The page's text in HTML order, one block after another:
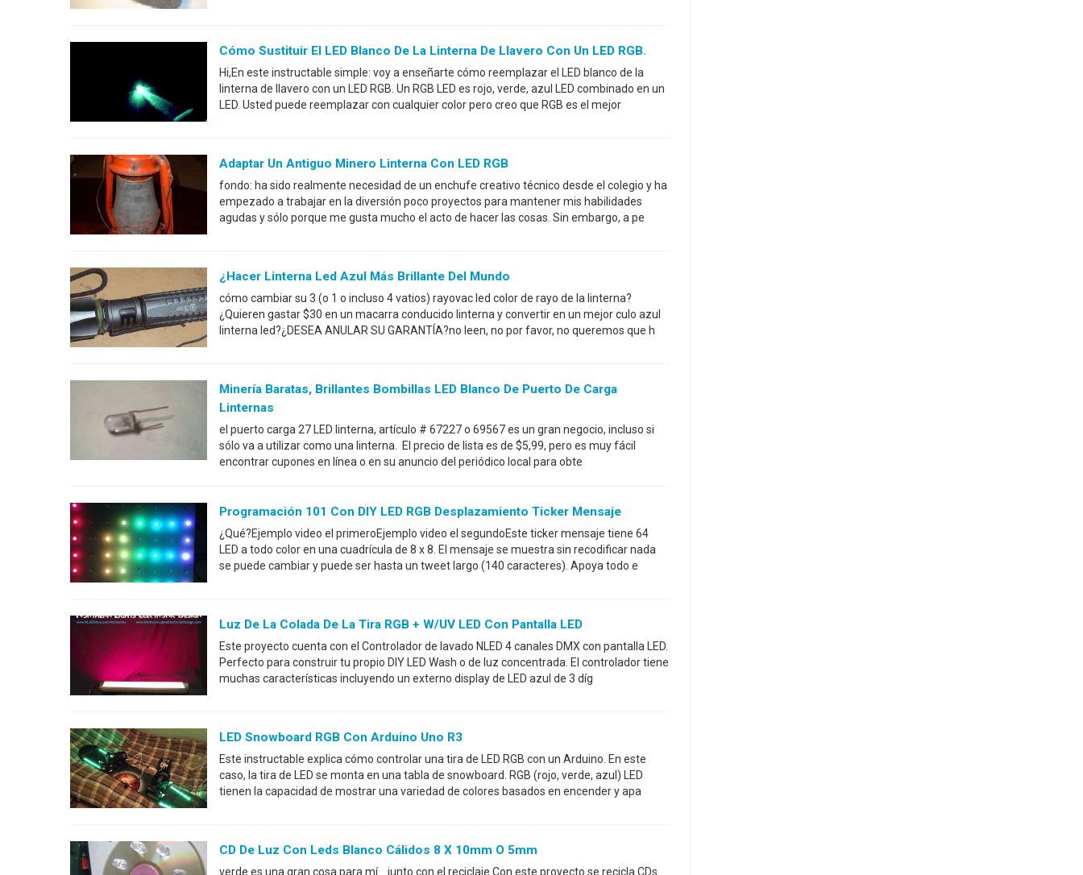
Cómo Sustituir El LED Blanco De La Linterna De Llavero Con Un LED RGB.
Hi,En este instructable simple: voy a enseñarte cómo reemplazar el LED blanco de la
linterna de llavero con un LED RGB. Un RGB LED es rojo, verde, azul LED combinado en un
LED. Usted puede reemplazar con cualquier color pero creo que RGB es el mejor
Adaptar Un Antiguo Minero Linterna Con LED RGB
fondo: ha sido realmente necesidad de un enchufe creativo técnico desde el colegio y ha
empezado a trabajar en la diversión poco proyectos para mantener mis habilidades
agudas y sólo porque me gusta mucho el acto de hacer las cosas. Sin embargo, a pe
¿Hacer Linterna Led Azul Más Brillante Del Mundo
cómo cambiar su 3 (o 1 o incluso 4 vatios) rayovac led color de rayo de la linterna?
¿Quieren gastar $30 en un macarra conducido linterna y convertir en un mejor culo azul
linterna led?¿DESEA ANULAR SU GARANTÍA?no leen, no por favor, no queremos que h
Minería Baratas, Brillantes Bombillas LED Blanco De Puerto De Carga
Linternas
el puerto carga 27 LED linterna, artículo # 67227 o 69567 es un gran negocio, incluso si
sólo va a utilizar como una linterna. El precio de lista es de $5,99, pero es muy fácil
encontrar cupones en línea o en su anuncio del periódico local para obte
Programación 101 Con DIY LED RGB Desplazamiento Ticker Mensaje
¿Qué?Ejemplo video el primeroEjemplo video el segundoEste ticker mensaje tiene 64
LED a todo color en una cuadrícula de 8 x 8. El mensaje se muestra sin recodificar nada
se puede cambiar y puede ser hasta un tweet largo (140 caracteres). Apoya todo e
Luz De La Colada De La Tira RGB + W/UV LED Con Pantalla LED
Este proyecto cuenta con el Controlador de lavado NLED 4 canales DMX con pantalla LED.
Perfecto para construir tu propio DIY LED Wash o de luz concentrada. El controlador tiene
muchas características incluyendo un externo display de LED azul de 3 díg
LED Snowboard RGB Con Arduino Uno R3
Este instructable explica cómo controlar una tira de LED RGB con un Arduino. En este
caso, la tira de LED se monta en una tabla de snowboard. RGB (rojo, verde, azul) LED
tienen la capacidad de mostrar una variedad de colores basados en encender y apa
CD De Luz Con Leds Blanco Cálidos 8 X 10mm O 5mm
verde es una gran cosa para mí... junto con el reciclaje.Con este proyecto se recicla CDs